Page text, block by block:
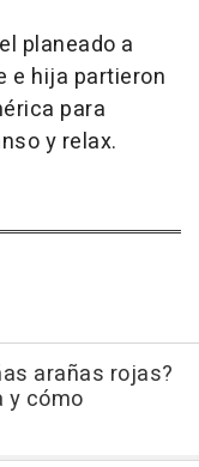
planeado a
e hija partieron
para
y relax.
arañas rojas?
y cómo